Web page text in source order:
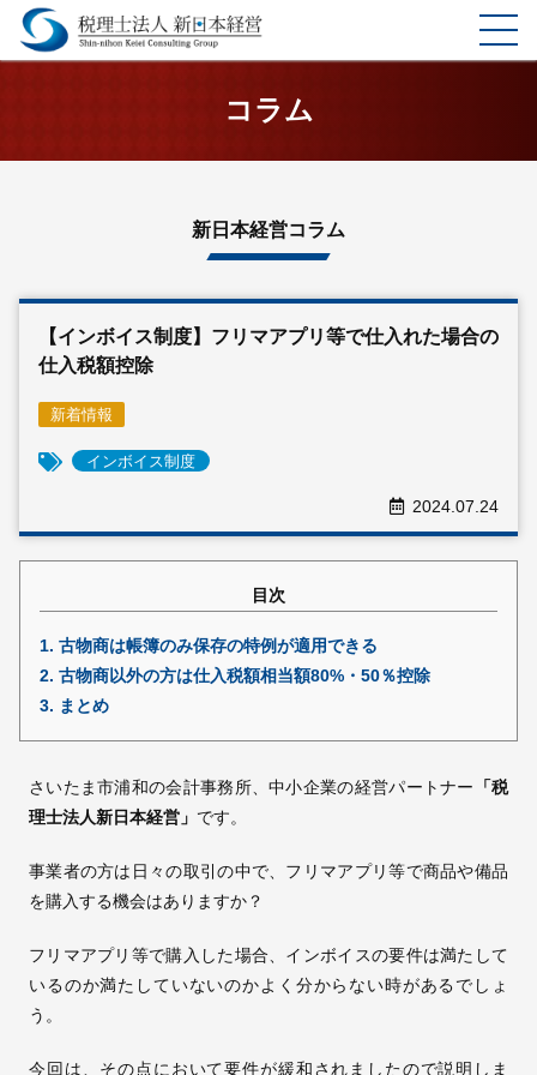
企業理念
お客様の声
事務所案内
コラム
© 2009 -2026 税理士法人新日本経営
コラム
新日本経営コラム
【インボイス制度】フリマアプリ等で仕入れた場合の
仕入税額控除
新着情報
インボイス制度
2024.07.24
目次
1. 古物商は帳簿のみ保存の特例が適用できる
2. 古物商以外の方は仕入税額相当額80%・50％控除
3. まとめ
さいたま市浦和の会計事務所、中小企業の経営パートナー
「税
理士法人新日本経営」 です。
事業者の方は日々の取引の中で、フリマアプリ等で商品や備品
を購入する機会はありますか？
フリマアプリ等で購入した場合、インボイスの要件は満たして
いるのか満たしていないのかよく分からない時があるでしょ
う。
今回は、その点において要件が緩和されましたので説明しま